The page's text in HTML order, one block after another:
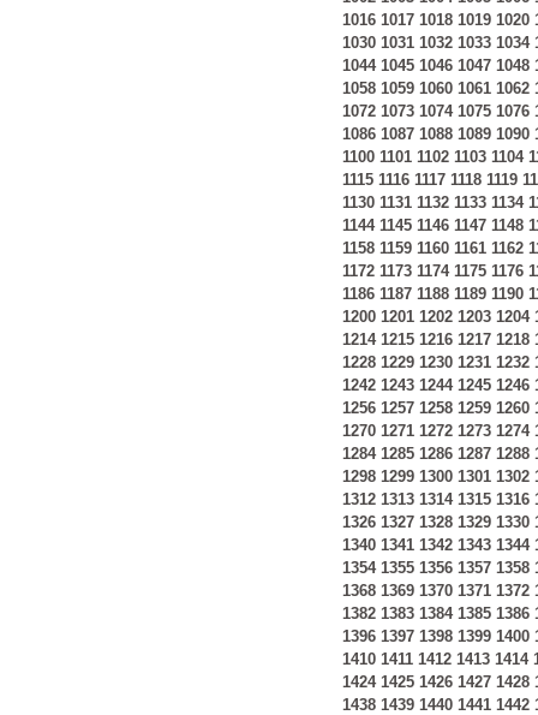
1016 1017 1018 1019 1020
1030 1031 1032 1033 1034
1044 1045 1046 1047 1048
1058 1059 1060 1061 1062
1072 1073 1074 1075 1076
1086 1087 1088 1089 1090
1100 1101 1102 1103 1104
1115 1116 1117 1118 1119
1130 1131 1132 1133 1134
1144 1145 1146 1147 1148
1158 1159 1160 1161 1162
1172 1173 1174 1175 1176
1186 1187 1188 1189 1190
1200 1201 1202 1203 1204
1214 1215 1216 1217 1218
1228 1229 1230 1231 1232
1242 1243 1244 1245 1246
1256 1257 1258 1259 1260
1270 1271 1272 1273 1274
1284 1285 1286 1287 1288
1298 1299 1300 1301 1302
1312 1313 1314 1315 1316
1326 1327 1328 1329 1330
1340 1341 1342 1343 1344
1354 1355 1356 1357 1358
1368 1369 1370 1371 1372
1382 1383 1384 1385 1386
1396 1397 1398 1399 1400
1410 1411 1412 1413 1414
1424 1425 1426 1427 1428
1438 1439 1440 1441 1442